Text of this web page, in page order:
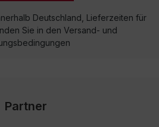
Deutschland, Lieferzeiten für
Sie in den Versand- und
Partner